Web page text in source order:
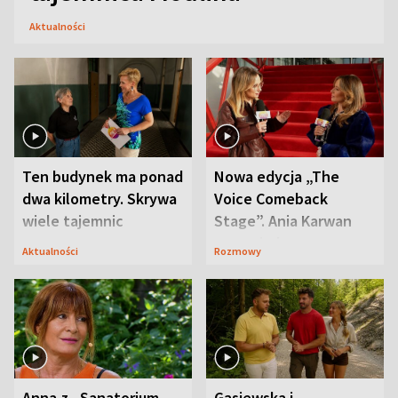
Aktualności
Ten budynek ma ponad
dwa kilometry. Skrywa
wiele tajemnic
Aktualności
Nowa edycja „The
Voice Comeback
Stage”. Ania Karwan
zapowiada
Rozmowy